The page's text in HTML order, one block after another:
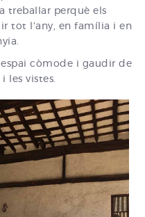
treballar perquè els
tot l'any, en família i en
còmode i gaudir de
les vistes.